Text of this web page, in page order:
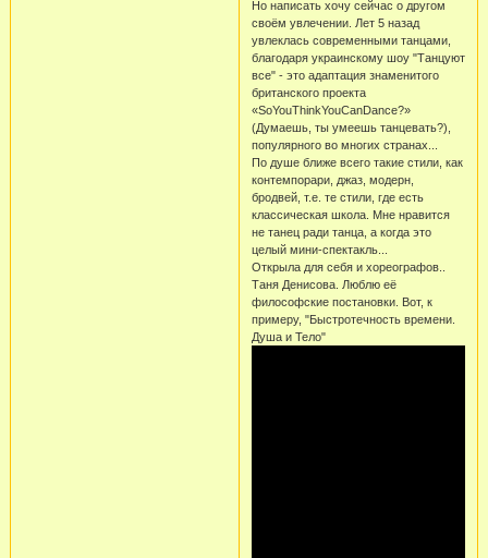
Но написать хочу сейчас о другом
своём увлечении. Лет 5 назад
увлеклась современными танцами,
благодаря украинскому шоу "Танцуют
все" - это адаптация знаменитого
британского проекта
«SoYouThinkYouCanDance?»
(Думаешь, ты умеешь танцевать?),
популярного во многих странах...
По душе ближе всего такие стили, как
контемпорари, джаз, модерн,
бродвей, т.е. те стили, где есть
классическая школа. Мне нравится
не танец ради танца, а когда это
целый мини-спектакль...
Открыла для себя и хореографов..
Таня Денисова. Люблю её
философские постановки. Вот, к
примеру, "Быстротечность времени.
Душа и Тело"